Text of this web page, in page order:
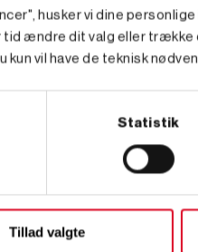
husker vi dine personlige
tid ændre dit valg eller
kun vil have de teknisk
Statistik
Tillad valgte